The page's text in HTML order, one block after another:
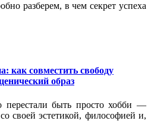
разберем, в чем секрет успеха
как совместить свободу
образ
перестали быть просто хобби —
своей эстетикой, философией и,